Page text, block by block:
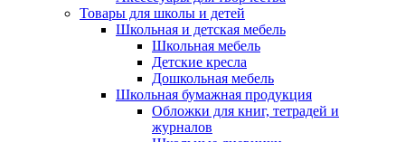
Товары для школы и детей
Школьная и детская мебель
Школьная мебель
Детские кресла
Дошкольная мебель
Школьная бумажная продукция
Обложки для книг, тетрадей и
журналов